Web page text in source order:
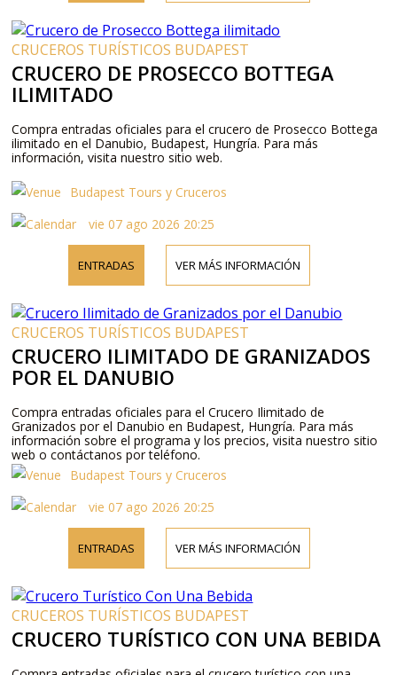
CRUCEROS TURÍSTICOS BUDAPEST
CRUCERO DE PROSECCO BOTTEGA
ILIMITADO
Compra entradas oficiales para el crucero de Prosecco Bottega
ilimitado en el Danubio, Budapest, Hungría. Para más
información, visita nuestro sitio web.
Budapest Tours y Cruceros
vie 07 ago 2026 20:25
ENTRADAS VER MÁS INFORMACIÓN
CRUCEROS TURÍSTICOS BUDAPEST
CRUCERO ILIMITADO DE GRANIZADOS
POR EL DANUBIO
Compra entradas oficiales para el Crucero Ilimitado de
Granizados por el Danubio en Budapest, Hungría. Para más
información sobre el programa y los precios, visita nuestro sitio
web o contáctanos por teléfono.
Budapest Tours y Cruceros
vie 07 ago 2026 20:25
ENTRADAS VER MÁS INFORMACIÓN
CRUCEROS TURÍSTICOS BUDAPEST
CRUCERO TURÍSTICO CON UNA BEBIDA